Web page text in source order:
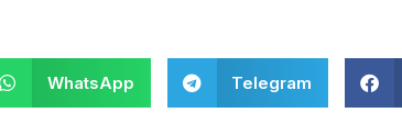
WhatsApp Telegram